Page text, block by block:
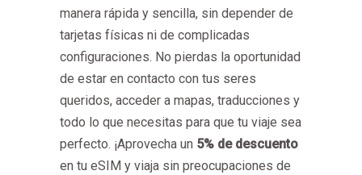
manera rápida y sencilla, sin depender de
tarjetas físicas ni de complicadas
configuraciones. No pierdas la oportunidad
de estar en contacto con tus seres
queridos, acceder a mapas, traducciones y
todo lo que necesitas para que tu viaje sea
perfecto. ¡Aprovecha un 5% de descuento
en tu eSIM y viaja sin preocupaciones de